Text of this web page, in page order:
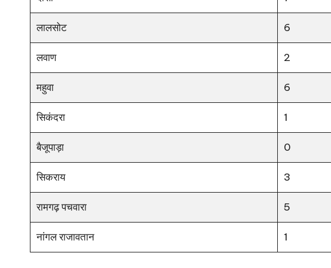
लालसोट 6
लवाण 2
महुवा 6
सिकंदरा 1
बैजूपाड़ा 0
सिकराय 3
रामगढ़ पचवारा 5
नांगल राजावतान 1